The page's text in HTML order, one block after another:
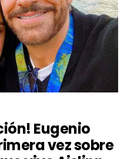
Eugenio
vez sobre